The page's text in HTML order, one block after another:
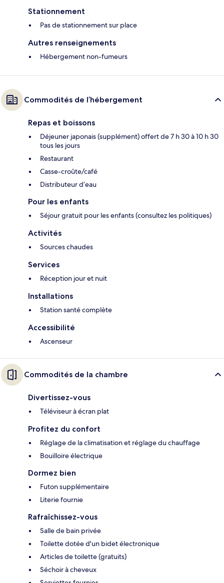
Stationnement
Pas de stationnement sur place
Autres renseignements
Hébergement non-fumeurs
Commodités de l’hébergement
Repas et boissons
Déjeuner japonais (supplément) offert de 7 h 30 à 10 h 30
tous les jours
Restaurant
Casse-croûte/café
Distributeur d’eau
Pour les enfants
Séjour gratuit pour les enfants (consultez les politiques)
Activités
Sources chaudes
Services
Réception jour et nuit
Installations
Station santé complète
Accessibilité
Ascenseur
Commodités de la chambre
Divertissez-vous
Téléviseur à écran plat
Profitez du confort
Réglage de la climatisation et réglage du chauffage
Bouilloire électrique
Dormez bien
Futon supplémentaire
Literie fournie
Rafraîchissez-vous
Salle de bain privée
Toilette dotée d'un bidet électronique
Articles de toilette (gratuits)
Séchoir à cheveux